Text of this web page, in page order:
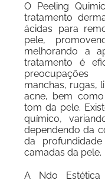
O Peeling
tratamento
ácidas para
pele,
melhorando a
tratamento é
preocupações
manchas, rugas,
acne, bem
tom da pele.
químico,
dependendo da
da
camadas da pele.
A Ndo